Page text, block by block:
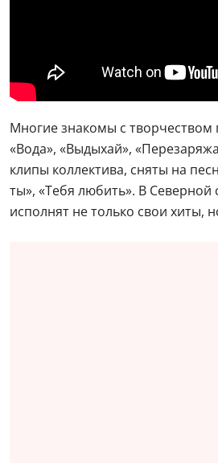
Многие знакомы с творчеством
«Вода», «Выдыхай»,
клипы коллектива, сняты на
ты», «Тебя любить». В Северной
исполнят не только свои хиты,